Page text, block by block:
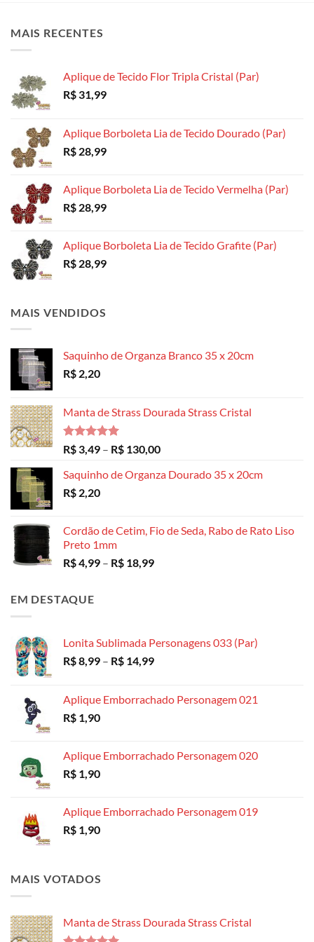
ser
página
do
página
na
MAIS RECENTES
Aplique de Tecido Flor Tripla Cristal (Par)
R$ 31,99
Aplique Borboleta Lia de Tecido Dourado (Par)
R$ 28,99
Aplique Borboleta Lia de Tecido Vermelha (Par)
R$ 28,99
Aplique Borboleta Lia de Tecido Grafite (Par)
R$ 28,99
MAIS VENDIDOS
Saquinho de Organza Branco 35 x 20cm
R$ 2,20
Manta de Strass Dourada Strass Cristal
Avaliação
5.00
de 5
R$ 3,49 – R$ 130,00Faixa
preço:
Saquinho de Organza Dourado 35 x 20cm
R$ 2,20
Cordão de Cetim, Fio de Seda, Rabo de Rato Liso
Preto 1mm
R$4,99 – R$ 18,99Faixa
EM DESTAQUE
Lonita Sublimada Personagens 033 (Par)
R$8,99 – R$ 14,99Faixa
R$ 8,99
Aplique Emborrachado Personagem 021
R$ 1,90
Aplique Emborrachado Personagem 020
R$ 1,90
Aplique Emborrachado Personagem 019
R$ 1,90
MAIS VOTADOS
Manta de Strass Dourada Strass Cristal